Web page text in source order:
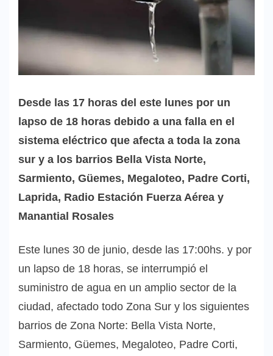
Desde las 17 horas del este lunes por un
lapso de 18 horas debido a una falla en el
sistema eléctrico que afecta a toda la zona
sur y a los barrios Bella Vista Norte,
Sarmiento, Güemes, Megaloteo, Padre Corti,
Laprida, Radio Estación Fuerza Aérea y
Manantial Rosales
Este lunes 30 de junio, desde las 17:00hs. y por
un lapso de 18 horas, se interrumpió el
suministro de agua en un amplio sector de la
ciudad, afectado todo Zona Sur y los siguientes
barrios de Zona Norte: Bella Vista Norte,
Sarmiento, Güemes, Megaloteo, Padre Corti,